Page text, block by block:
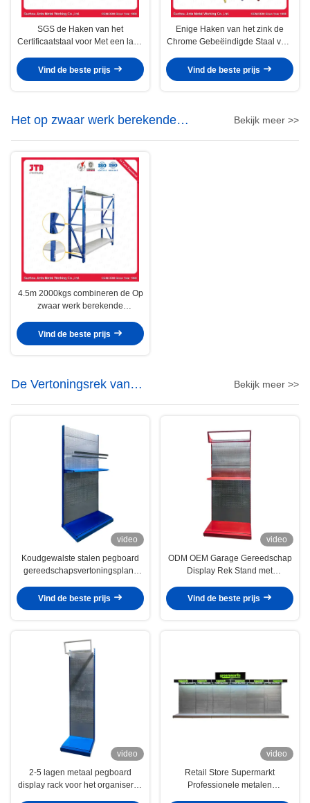
SGS de Haken van het
Certificaatstaal voor Met een laag
gebruikt van de Supermarktplank
Vind de beste prijs
Enige Haken van het zink de
Chrome Gebeëindigde Staal voor
Certificaat
Vind de beste prijs
Het op zwaar werk berekende
Metaal Opschorten
Bekijk meer >>
4.5m 2000kgs combineren de Op
zwaar werk berekende
Vind de beste prijs
De Vertoningsrek van
machtshulpmiddelen
Bekijk meer >>
video
Koudgewalste stalen pegboard
gereedschapsvertoningsplank
elektrische gereedschappen
Vind de beste prijs
video
ODM OEM Garage Gereedschap
Display Rek Stand met
Pegboard Opslag Rekken
Vind de beste prijs
video
2-5 lagen metaal pegboard
display rack voor het organiseren
video
Retail Store Supermarkt
Professionele metalen